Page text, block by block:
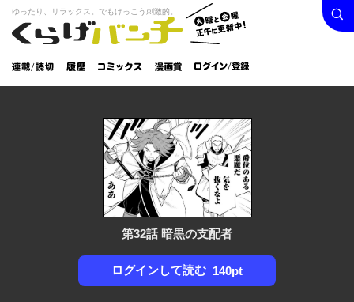
くらげバンチ
火曜と
金曜正
午に更
新中！
ゆったり、リラックス。でもけっこう刺激的。
連載/読
切
履
歴
コミック
漫画
賞
ログイン /
登録
検索
第32話 暗黒の支配者
ログインして読む 140pt